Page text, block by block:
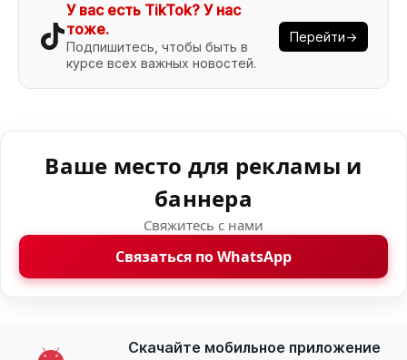
У вас есть TikTok? У нас
тоже.
Подпишитесь, чтобы быть в
курсе всех важных новостей.
Перейти→
Ваше место для рекламы и
баннера
Свяжитесь с нами
Связаться по WhatsApp
Скачайте мобильное приложение